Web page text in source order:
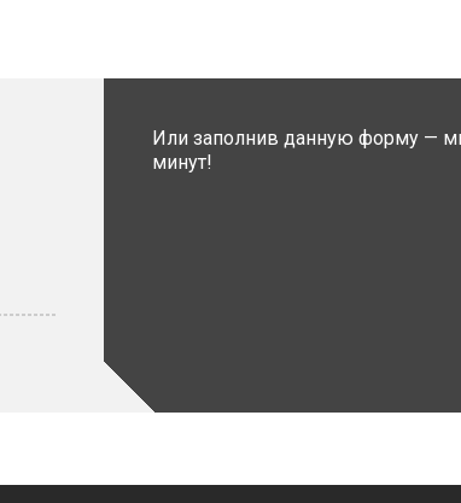
Или заполнив данную форму —
минут!